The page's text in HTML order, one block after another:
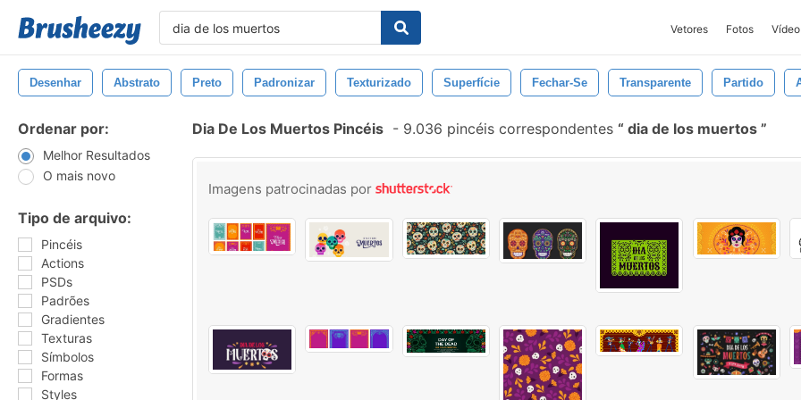
Vetores Fotos Vídeo
Desenhar Abstrato Preto Padronizar Texturizado Superfície Fechar-Se Transparente Partido
Ordenar por:
Melhor Resultados
O mais novo
Tipo de arquivo:
Pincéis
Actions
PSDs
Padrões
Gradientes
Texturas
Símbolos
Formas
Styles
Dia De Los Muertos Pincéis - 9.036 pincéis correspondentes dia de los muertos
Imagens patrocinadas por